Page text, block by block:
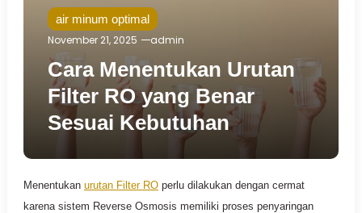
air minum optimal
November 21, 2025
admin
Cara Menentukan Urutan
Filter RO yang Benar
Sesuai Kebutuhan
Menentukan urutan Filter ROperlu dilakukan dengan cermat
karena sistem Reverse Osmosis memiliki proses penyaringan